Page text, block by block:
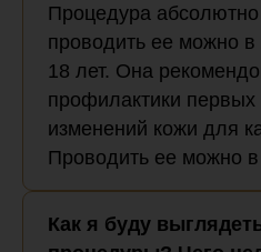
Процедура
проводить ее можно
18 лет. Она
профилактики первых
изменений кожи для
Проводить ее можно
Как я буду